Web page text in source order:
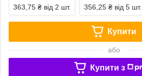
363,75 ₴ від 2 шт. 356,25 ₴ від 5 шт.
Купити
або
Купити з